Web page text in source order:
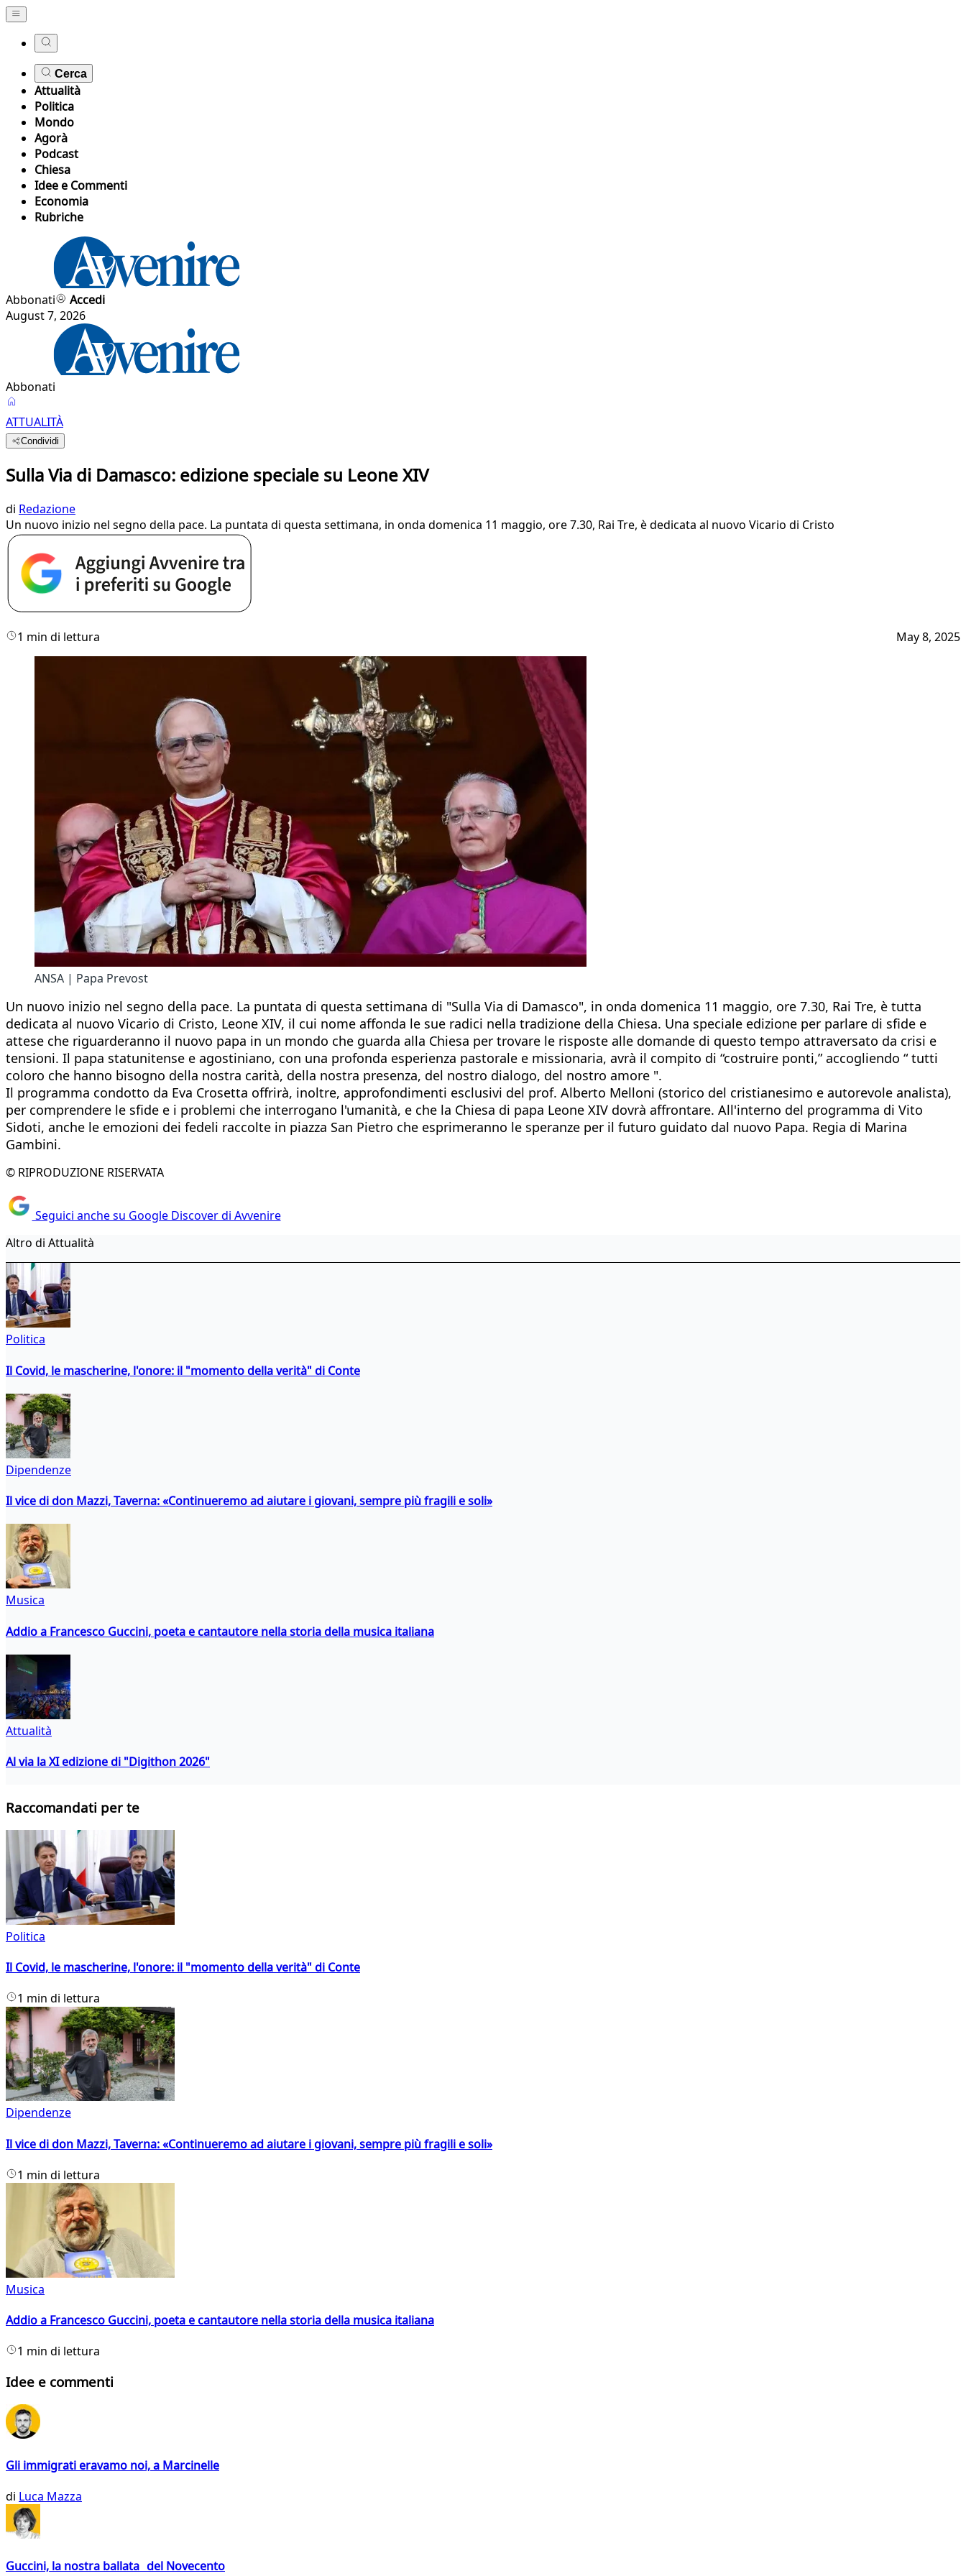
Cerca
Attualità
Politica
Mondo
Agorà
Podcast
Chiesa
Idee e Commenti
Economia
Rubriche
Abbonati
Accedi
August 7, 2026
Abbonati
ATTUALITÀ
Condividi
Sulla Via di Damasco: edizione speciale su Leone XIV
di Redazione
Un nuovo inizio nel segno della pace. La puntata di questa settimana, in onda domenica 11 maggio, ore 7.30, Rai Tre, è dedicata al nuovo Vicario di Cristo
1 min di lettura May 8, 2025
ANSA | Papa Prevost
Un nuovo inizio nel segno della pace. La puntata di questa settimana di "Sulla Via di Damasco", in onda domenica 11 maggio, ore 7.30, Rai Tre, è tutta
dedicata al nuovo Vicario di Cristo, Leone XIV, il cui nome affonda le sue radici nella tradizione della Chiesa. Una speciale edizione per parlare di sfide e
attese che riguarderanno il nuovo papa in un mondo che guarda alla Chiesa per trovare le risposte alle domande di questo tempo attraversato da crisi e
tensioni. Il papa statunitense e agostiniano, con una profonda esperienza pastorale e missionaria, avrà il compito di “costruire ponti,” accogliendo “ tutti
coloro che hanno bisogno della nostra carità, della nostra presenza, del nostro dialogo, del nostro amore ".
Il programma condotto da Eva Crosetta offrirà, inoltre, approfondimenti esclusivi del prof. Alberto Melloni (storico del cristianesimo e autorevole analista),
per comprendere le sfide e i problemi che interrogano l'umanità, e che la Chiesa di papa Leone XIV dovrà affrontare. All'interno del programma di Vito
Sidoti, anche le emozioni dei fedeli raccolte in piazza San Pietro che esprimeranno le speranze per il futuro guidato dal nuovo Papa. Regia di Marina
Gambini.
© RIPRODUZIONE RISERVATA
Seguici anche su Google Discover di Avvenire
Altro di Attualità
Politica
Il Covid, le mascherine, l'onore: il "momento della verità" di Conte
Dipendenze
Il vice di don Mazzi, Taverna: «Continueremo ad aiutare i giovani, sempre più fragili e soli»
Musica
Addio a Francesco Guccini, poeta e cantautore nella storia della musica italiana
Attualità
Al via la XI edizione di "Digithon 2026"
Raccomandati per te
Politica
Il Covid, le mascherine, l'onore: il "momento della verità" di Conte
1 min di lettura
Dipendenze
Il vice di don Mazzi, Taverna: «Continueremo ad aiutare i giovani, sempre più fragili e soli»
1 min di lettura
Musica
Addio a Francesco Guccini, poeta e cantautore nella storia della musica italiana
1 min di lettura
Idee e commenti
Gli immigrati eravamo noi, a Marcinelle
di Luca Mazza
Guccini, la nostra ballata del Novecento